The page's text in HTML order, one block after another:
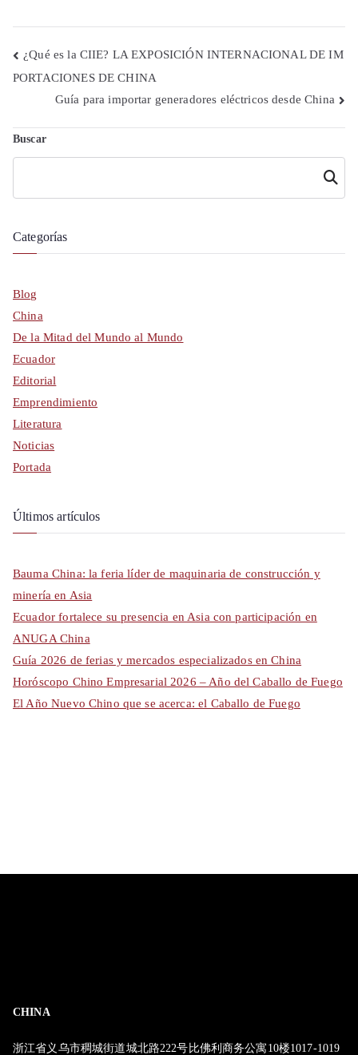
Navegación
de
entradas
¿Qué es la CIIE? LA EXPOSICIÓN INTERNACIONAL DE IM
PORTACIONES DE CHINA
Guía para importar generadores eléctricos desde China
Buscar
Buscar
Categorías
Blog
China
De la Mitad del Mundo al Mundo
Ecuador
Editorial
Emprendimiento
Literatura
Noticias
Portada
Últimos artículos
Bauma China: la feria líder de maquinaria de construcción y
minería en Asia
Ecuador fortalece su presencia en Asia con participación en
ANUGA China
Guía 2026 de ferias y mercados especializados en China
Horóscopo Chino Empresarial 2026 – Año del Caballo de Fuego
El Año Nuevo Chino que se acerca: el Caballo de Fuego
CHINA
浙江省义乌市稠城街道城北路222号比佛利商务公寓10楼1017-1019